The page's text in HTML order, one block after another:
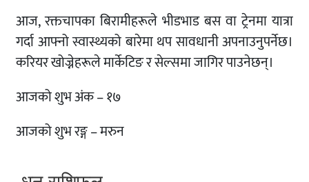
आज, रक्तचापका बिरामीहरूले भीडभाड बस वा ट्रेनमा यात्रा
गर्दा आफ्नो स्वास्थ्यको बारेमा थप सावधानी अपनाउनुपर्नेछ।
करियर खोज्नेहरूले मार्केटिङ र सेल्समा जागिर पाउनेछन्।
आजको शुभ अंक – १७
आजको शुभ रङ्ग – मरुन